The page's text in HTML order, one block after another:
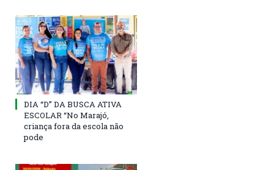
DIA “D” DA BUSCA ATIVA
ESCOLAR “No Marajó,
criança fora da escola não
pode